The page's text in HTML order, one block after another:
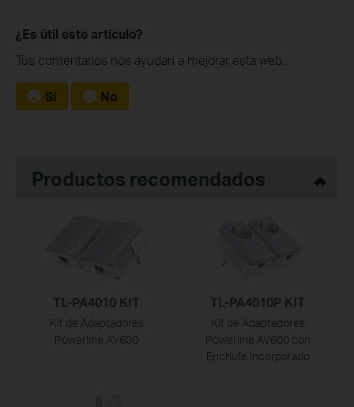
¿Es útil este artículo?
Tus comentarios nos ayudan a mejorar esta web.
Sí No
Productos recomendados
TL-PA4010 KIT
Kit de Adaptadores
Powerline AV600
TL-PA4010P KIT
Kit de Adaptadores
Powerline AV600 con
Enchufe Incorporado